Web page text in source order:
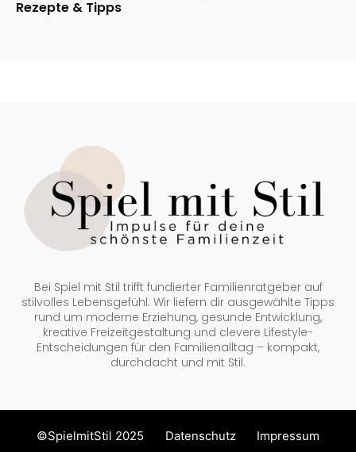
Rezepte & Tipps
Bei Spiel mit Stil trifft fundierter Familienratgeber auf
stilvolles Lebensgefühl: Wir liefern dir ausgewählte Tipps
rund um moderne Erziehung, gesunde Entwicklung,
kreative Freizeitgestaltung und clevere Lifestyle-
Entscheidungen für den Familienalltag – kompakt,
durchdacht und mit Stil.
©SpielmitStil 2025 Datenschutz Impressum